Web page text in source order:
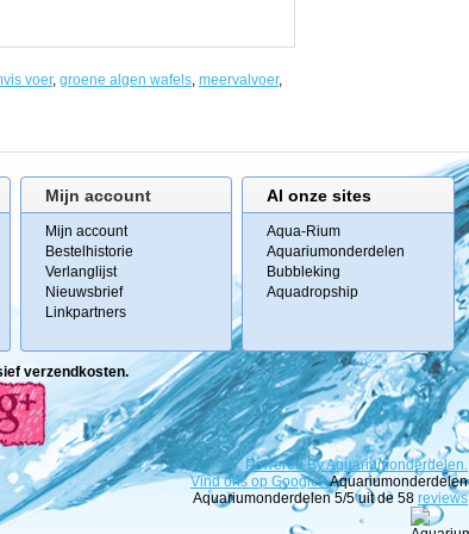
voer, groene algen wafels, meervalvoer,
Mijn account
Mijn account
Bestelhistorie
Verlanglijst
Nieuwsbrief
Linkpartners
Al onze sites
Aqua-Rium
Aquariumonderdelen
Bubbleking
Aquadropship
verzendkosten.
PoweredByAquariumonderdelen.
Vind ons op Google+Aquariumonderdelen
Aquariumonderdelen 5/5 uit de 58 reviews